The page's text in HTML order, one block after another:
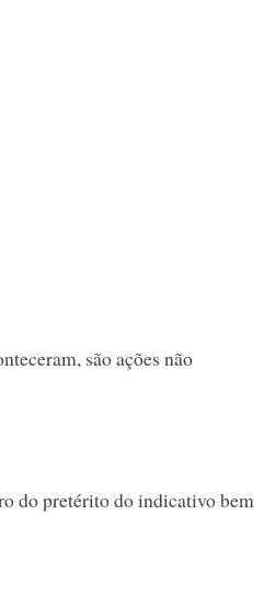
são ações não
do pretérito do indicativo bem